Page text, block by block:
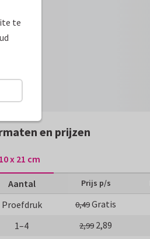
en prijzen
10 x 21 cm
Aantal Prijs p/s
Proefdruk 0,49Gratis
1–4
2,99 2,89
te